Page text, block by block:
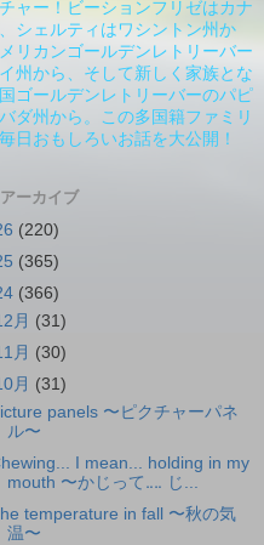
チャー！ビーションフリゼはカナ
シェルティはワシントン州か
リカンゴールデンレトリーバー
州から、そして新しく家族とな
ゴールデンレトリーバーのパピ
ダ州から。この多国籍ファミリ
日おもしろいお話を大公開！
ーカイブ
(220)
(365)
(366)
月 (31)
月 (30)
月 (31)
panels 〜ピクチャーパネ
ル〜
I mean... holding in my
mouth 〜かじって‥‥ じ...
temperature in fall 〜秋の気
温〜